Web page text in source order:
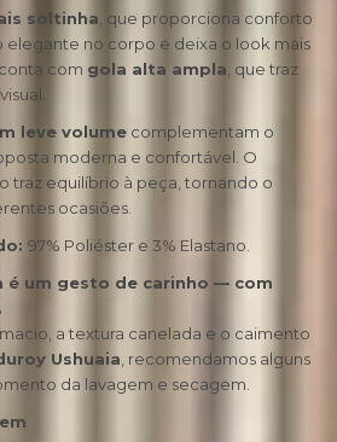
soltinha , que proporciona conforto
elegante no corpo e deixa o look mais
com gola alta ampla , que traz
leve volume complementam o
moderna e confortável. O
traz equilíbrio à peça, tornando o
ocasiões.
97% Poliéster e 3% Elastano.
é um gesto de carinho — com
a textura canelada e o caimento
Ushuaia , recomendamos alguns
da lavagem e secagem.